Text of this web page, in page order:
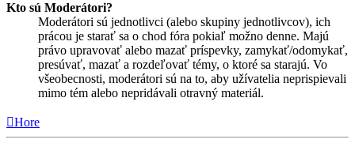
Kto sú Moderátori?
Moderátori sú jednotlivci (alebo skupiny jednotlivcov), ich
prácou je starať sa o chod fóra pokiaľ možno denne. Majú
právo upravovať alebo mazať príspevky, zamykať/odomykať,
presúvať, mazať a rozdeľovať témy, o ktoré sa starajú. Vo
všeobecnosti, moderátori sú na to, aby užívatelia neprispievali
mimo tém alebo nepridávali otravný materiál.
Hore